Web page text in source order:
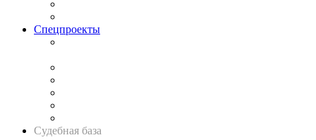
Спецпроекты
Судебная база